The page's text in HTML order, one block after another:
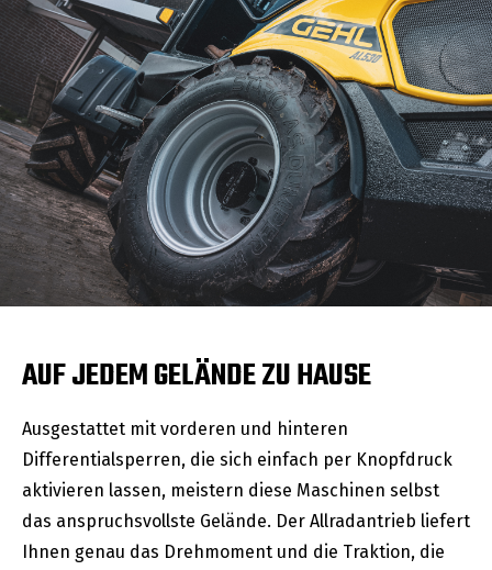
AUF JEDEM GELÄNDE ZU HAUSE
Ausgestattet mit vorderen und hinteren
Differentialsperren, die sich einfach per Knopfdruck
aktivieren lassen, meistern diese Maschinen selbst
das anspruchsvollste Gelände. Der Allradantrieb liefert
Ihnen genau das Drehmoment und die Traktion, die